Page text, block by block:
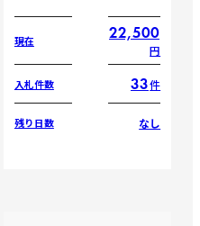
現在 22,500
円
入札件数 33件
残り日数 なし